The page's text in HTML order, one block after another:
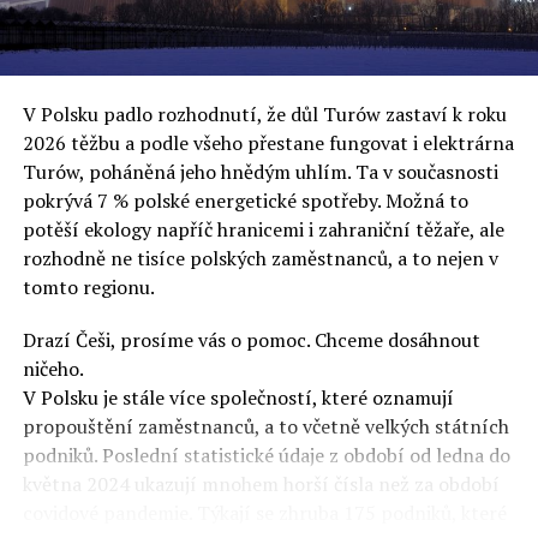
uvěří a nebudou se ptát na podrobnosti,“ řekl Rafał
Ziemkiewicz, redaktor týdeníku Do Rzeczy a ironicky
dodal: „Když se nynějšímu vedení státního hřebčince
podařilo prodat na aukci 10 plemenných koní za 600
000 euro, bylo to provládními médii oslavované jako
velký úspěch. Za vlády PiS se 14 koní prodalo za 2,5
milionu euro, což bylo stejnou mediální partou
komentováno jako konec polského chovu koní. Ve vidění
kontrolorů činnosti PiS ale určitě šlo při prodeji koní o
praní peněz či jinou nelegální činnost.“
Tuskova čísla jsou ale ujetá i jinde, pokračoval
Ziemkiewicz. „Ve vládní aféře PiS kolem vydávání víz
Tusk tvrdil, že za vlády dnešní opozice se nelegálně
prodalo 600 000 víz do Polska. Byla na to dokonce
vytvořena parlamentní vyšetřovací komise, která přišla
ale pouze na to, že 220 víz do Polska bylo
prostřednictvím úplatků uspíšeno, tedy že víza byla
V Polsku padlo rozhodnutí, že důl Turów zastaví k roku
2026 těžbu a podle všeho přestane fungovat i elektrárna
Turów, poháněná jeho hnědým uhlím. Ta v současnosti
pokrývá 7 % polské energetické spotřeby. Možná to
potěší ekology napříč hranicemi i zahraniční těžaře, ale
rozhodně ne tisíce polských zaměstnanců, a to nejen v
tomto regionu.
Drazí Češi, prosíme vás o pomoc. Chceme dosáhnout
ničeho.
V Polsku je stále více společností, které oznamují
propouštění zaměstnanců, a to včetně velkých státních
podniků. Poslední statistické údaje z období od ledna do
května 2024 ukazují mnohem horší čísla než za období